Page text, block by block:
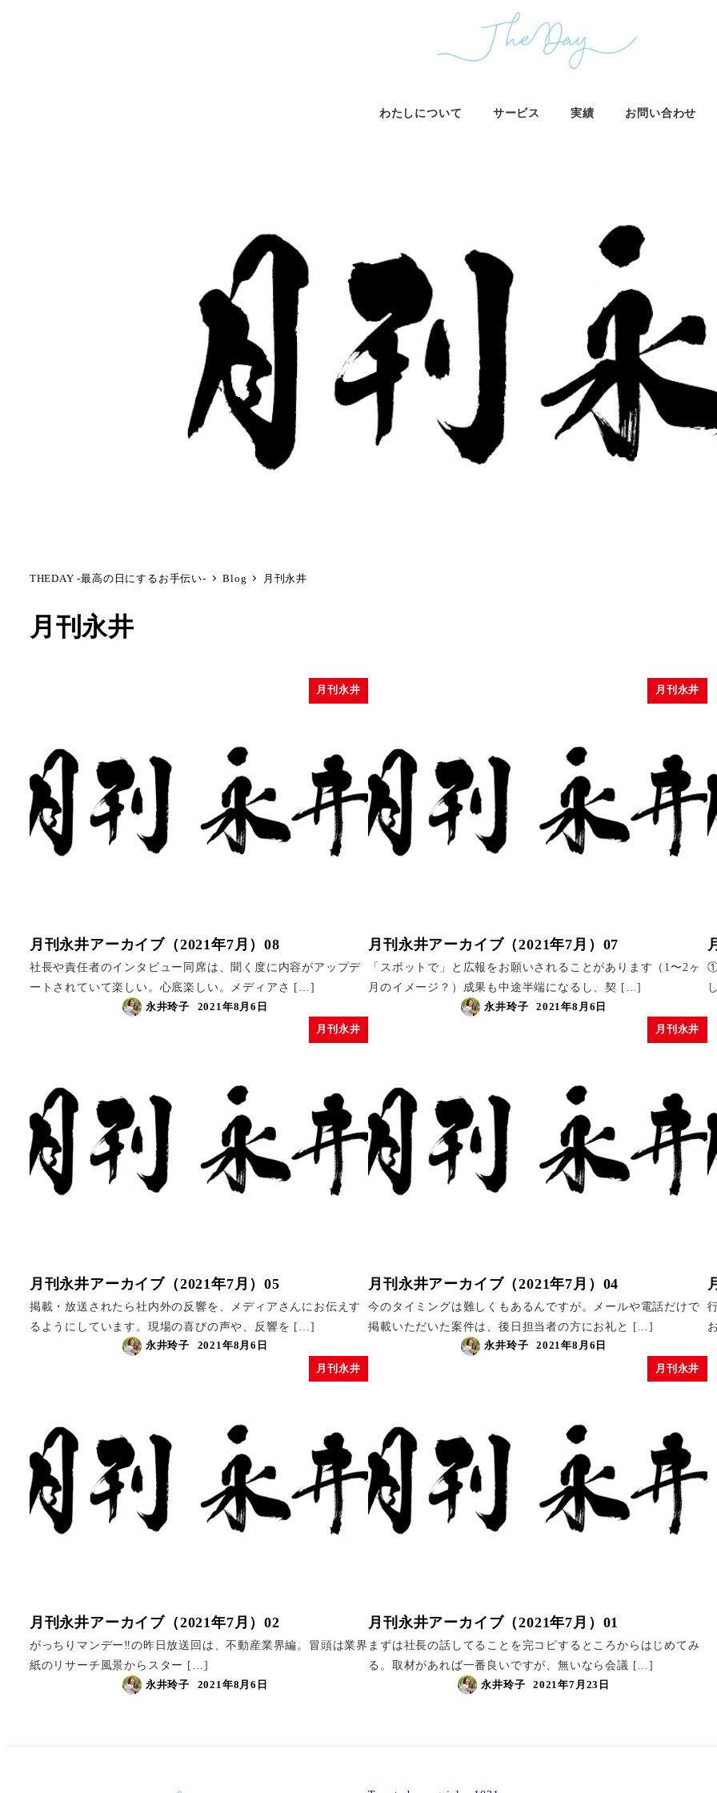
わたしについて サービス 実績 お問い合わせ
THEDAY -最高の日にするお手伝い- Blog 月刊永井
月刊永井
月刊永井
月刊永井アーカイブ（2021年7月）08
社長や責任者のインタビュー同席は、聞く度に内容がアップデ
ートされていて楽しい。心底楽しい。メディアさ […]
永井玲子 2021年8月6日
月刊永井
月刊永井アーカイブ（2021年7月）07
「スポットで」と広報をお願いされることがあります（1〜2ヶ
月のイメージ？）成果も中途半端になるし、契 […]
永井玲子 2021年8月6日
①
月刊永井
月刊永井アーカイブ（2021年7月）05
掲載・放送されたら社内外の反響を、メディアさんにお伝えす
るようにしています。現場の喜びの声や、反響を […]
永井玲子 2021年8月6日
月刊永井
月刊永井アーカイブ（2021年7月）04
今のタイミングは難しくもあるんですが。メールや電話だけで
掲載いただいた案件は、後日担当者の方にお礼と […]
永井玲子 2021年8月6日
月刊永井
月刊永井アーカイブ（2021年7月）02
がっちりマンデー‼︎の昨日放送回は、不動産業界編。冒頭は業界
紙のリサーチ風景からスター […]
永井玲子 2021年8月6日
月刊永井
月刊永井アーカイブ（2021年7月）01
まずは社長の話してることを完コピするところからはじめてみ
る。取材があれば一番良いですが、無いなら会議 […]
永井玲子 2021年7月23日